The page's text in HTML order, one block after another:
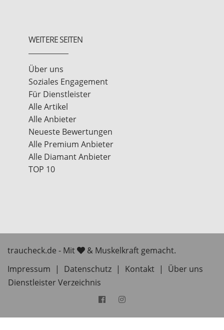
WEITERE SEITEN
Über uns
Soziales Engagement
Für Dienstleister
Alle Artikel
Alle Anbieter
Neueste Bewertungen
Alle Premium Anbieter
Alle Diamant Anbieter
TOP 10
traucheck.de - Mit
& Muskelkraft gemacht.
Impressum
| Datenschutz | Kontakt |
Über uns
Dienstleister Verzeichnis